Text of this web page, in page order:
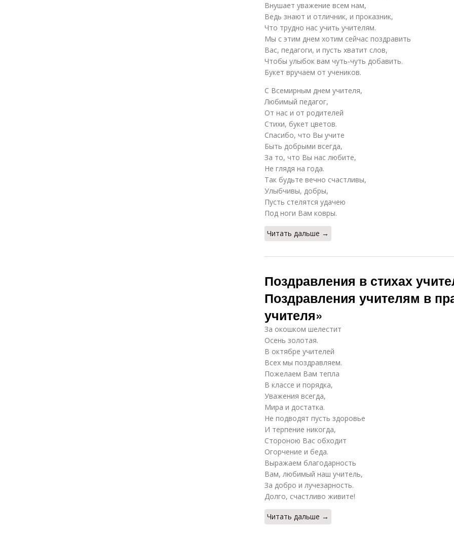
Внушает уважение всем нам,
Ведь знают и отличник, и проказник,
Что трудно нас учить учителям.
Мы с этим днем хотим сейчас поздравить
Вас, педагоги, и пусть хватит слов,
Чтобы улыбок вам чуть-чуть добавить.
Букет вручаем от учеников.
С Всемирным днем учителя,
Любимый педагог,
От нас и от родителей
Стихи, букет цветов.
Спасибо, что Вы учите
Быть добрыми всегда,
За то, что Вы нас любите,
Не глядя на года.
Так будьте вечно счастливы,
Улыбчивы, добры,
Пусть стелятся удачею
Под ноги Вам ковры.
Читать дальше →
Поздравления в стихах
Поздравления учителям в
учителя»
За окошком шелестит
Осень золотая.
В октябре учителей
Всех мы поздравляем.
Пожелаем Вам тепла
В классе и порядка,
Уважения всегда,
Мира и достатка.
Не подводят пусть здоровье
И терпение никогда,
Стороною Вас обходит
Огорчение и беда.
Выражаем благодарность
Вам, любимый наш учитель,
За добро и лучезарность.
Долго, счастливо живите!
Читать дальше →